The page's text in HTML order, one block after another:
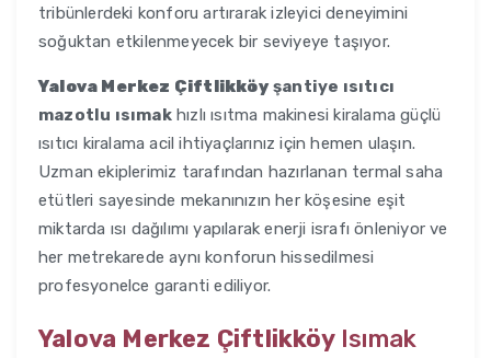
tribünlerdeki konforu artırarak izleyici deneyimini
soğuktan etkilenmeyecek bir seviyeye taşıyor.
Yalova Merkez Çiftlikköyşantiye ısıtıcı
mazotlu ısımakhızlı ısıtma makinesi kiralama güçlü
ısıtıcı kiralama acil ihtiyaçlarınız için hemen ulaşın.
Uzman ekiplerimiz tarafından hazırlanan termal saha
etütleri sayesinde mekanınızın her köşesine eşit
miktarda ısı dağılımı yapılarak enerji israfı önleniyor ve
her metrekarede aynı konforun hissedilmesi
profesyonelce garanti ediliyor.
Yalova Merkez ÇiftlikköyIsımak